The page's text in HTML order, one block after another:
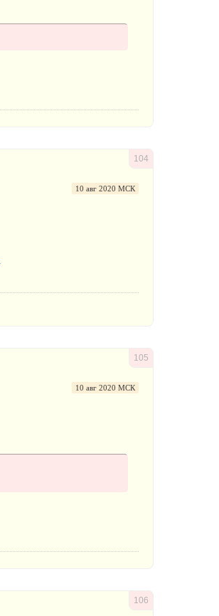
104
10 авг 2020 МСК
105
10 авг 2020 МСК
106